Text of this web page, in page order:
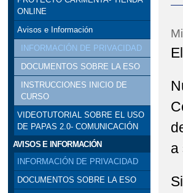
ONLINE
Avisos e Información
INFORMACIÓN DE PRIVACIDAD
DOCUMENTOS SOBRE LA ESO
INSTRUCCIONES INICIO DE
CURSO
VIDEOTUTORIAL SOBRE EL USO
DE PAPAS 2.0- COMUNICACIÓN
AVISOS E INFORMACIÓN
INFORMACIÓN DE PRIVACIDAD
DOCUMENTOS SOBRE LA ESO
a